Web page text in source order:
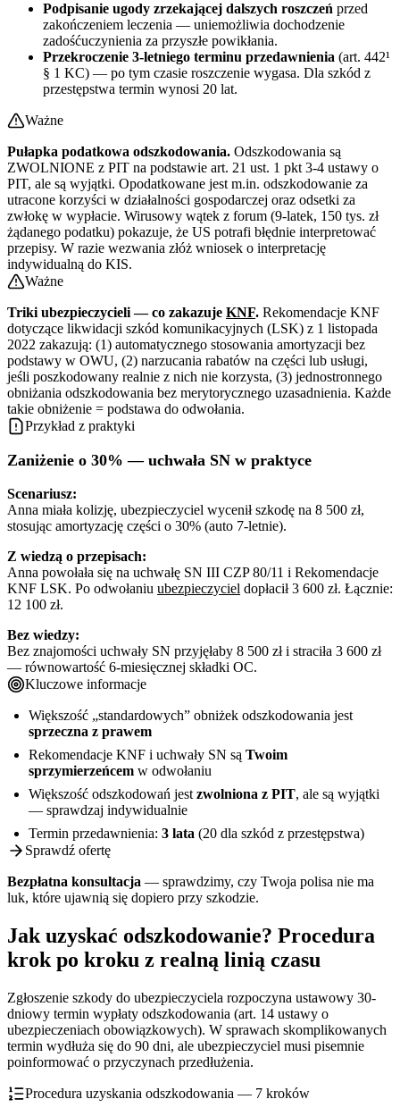
Podpisanie ugody zrzekającej dalszych roszczeń przed
zakończeniem leczenia — uniemożliwia dochodzenie
zadośćuczynienia za przyszłe powikłania.
Przekroczenie 3-letniego terminu przedawnienia (art. 442¹
§ 1 KC) — po tym czasie roszczenie wygasa. Dla szkód z
przestępstwa termin wynosi 20 lat.
Ważne
Pułapka podatkowa odszkodowania. Odszkodowania są
ZWOLNIONE z PIT na podstawie art. 21 ust. 1 pkt 3-4 ustawy o
PIT, ale są wyjątki. Opodatkowane jest m.in. odszkodowanie za
utracone korzyści w działalności gospodarczej oraz odsetki za
zwłokę w wypłacie. Wirusowy wątek z forum (9-latek, 150 tys. zł
żądanego podatku) pokazuje, że US potrafi błędnie interpretować
przepisy. W razie wezwania złóż wniosek o interpretację
indywidualną do KIS.
Ważne
Triki ubezpieczycieli — co zakazuje KNF. Rekomendacje KNF
dotyczące likwidacji szkód komunikacyjnych (LSK) z 1 listopada
2022 zakazują: (1) automatycznego stosowania amortyzacji bez
podstawy w OWU, (2) narzucania rabatów na części lub usługi,
jeśli poszkodowany realnie z nich nie korzysta, (3) jednostronnego
obniżania odszkodowania bez merytorycznego uzasadnienia. Każde
takie obniżenie = podstawa do odwołania.
Przykład z praktyki
Zaniżenie o 30% — uchwała SN w praktyce
Scenariusz:
Anna miała kolizję, ubezpieczyciel wycenił szkodę na 8 500 zł,
stosując amortyzację części o 30% (auto 7-letnie).
Z wiedzą o przepisach:
Anna powołała się na uchwałę SN III CZP 80/11 i Rekomendacje
KNF LSK. Po odwołaniu ubezpieczyciel dopłacił 3 600 zł. Łącznie:
12 100 zł.
Bez wiedzy:
Bez znajomości uchwały SN przyjęłaby 8 500 zł i straciła 3 600 zł
— równowartość 6-miesięcznej składki OC.
Kluczowe informacje
Większość „standardowych” obniżek odszkodowania jest
sprzeczna z prawem
Rekomendacje KNF i uchwały SN są Twoim
sprzymierzeńcem w odwołaniu
Większość odszkodowań jest zwolniona z PIT, ale są wyjątki
— sprawdzaj indywidualnie
Termin przedawnienia: 3 lata (20 dla szkód z przestępstwa)
Sprawdź ofertę
Bezpłatna konsultacja — sprawdzimy, czy Twoja polisa nie ma
luk, które ujawnią się dopiero przy szkodzie.
Jak uzyskać odszkodowanie? Procedura
krok po kroku z realną linią czasu
Zgłoszenie szkody do ubezpieczyciela rozpoczyna ustawowy 30-
dniowy termin wypłaty odszkodowania (art. 14 ustawy o
ubezpieczeniach obowiązkowych). W sprawach skomplikowanych
termin wydłuża się do 90 dni, ale ubezpieczyciel musi pisemnie
poinformować o przyczynach przedłużenia.
Procedura uzyskania odszkodowania — 7 kroków